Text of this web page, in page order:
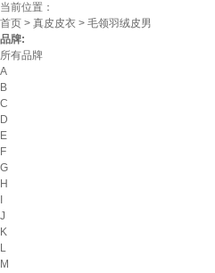
当前位置：
首页 > 真皮皮衣 > 毛领羽绒皮男
品牌:
所有品牌
A
B
C
D
E
F
G
H
J
K
L
M